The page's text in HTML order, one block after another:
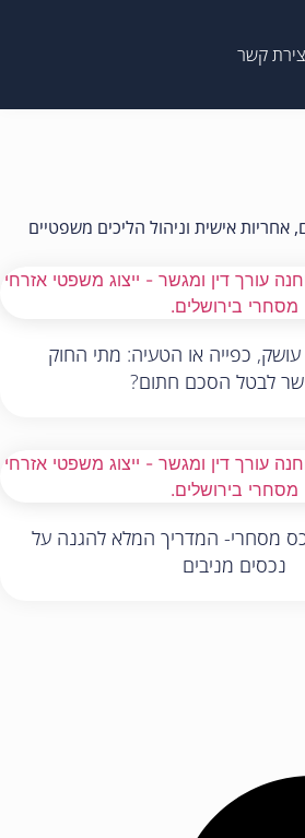
קשר
אישית וניהול הליכים משפטיים
עושק, כפייה או הטעיה: מתי החוק
לבטל הסכם חתום?
מסחרי- המדריך המלא להגנה על
נכסים מניבים